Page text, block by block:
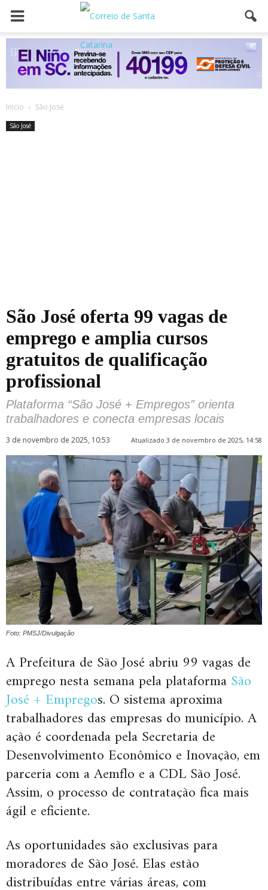
Inicio São José
São José
São José oferta 99 vagas de
emprego e amplia cursos
gratuitos de qualificação
profissional
Plataforma “São José + Empregos” orienta
trabalhadores e conecta empresas locais
3 de novembro de 2025, 10:53 Atualizado 3 de novembro de 2025, 14:58
Foto: PMSJ/Divulgação
A Prefeitura de São José abriu 99 vagas de
emprego nesta semana pela plataformaSão
José + Empregos. O sistema aproxima
trabalhadores das empresas do município. A
ação é coordenada pela Secretaria de
Desenvolvimento Econômico e Inovação, em
parceria com a Aemflo e a CDL São José.
Assim, o processo de contratação fica mais
ágil e eficiente.
As oportunidades são exclusivas para
moradores de São José. Elas estão
distribuídas entre várias áreas, com